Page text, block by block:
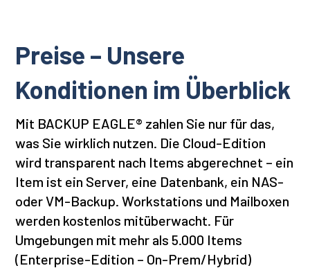
Preise – Unsere
Konditionen im Überblick
Mit BACKUP EAGLE® zahlen Sie nur für das,
was Sie wirklich nutzen. Die Cloud-Edition
wird transparent nach Items abgerechnet – ein
Item ist ein Server, eine Datenbank, ein NAS-
oder VM-Backup. Workstations und Mailboxen
werden kostenlos mitüberwacht. Für
Umgebungen mit mehr als 5.000 Items
(Enterprise-Edition – On-Prem/Hybrid)